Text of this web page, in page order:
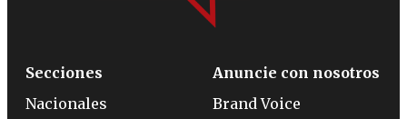
Secciones
Nacionales
Anuncie con nosotros
Brand Voice